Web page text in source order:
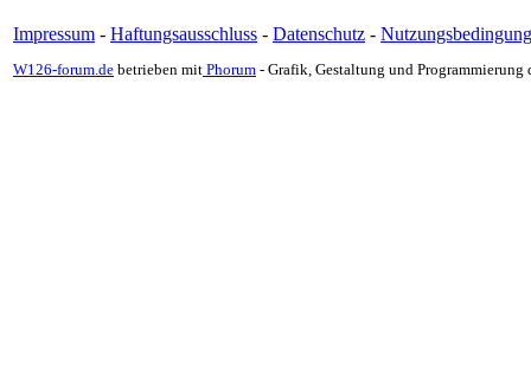
Impressum - Haftungsausschluss - Datenschutz -
W126-forum.de betrieben mit Phorum - Grafik, Gestaltung und Programmierung